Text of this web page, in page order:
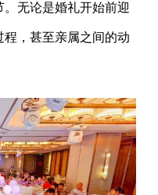
。无论是婚礼开始前迎
，甚至亲属之间的动